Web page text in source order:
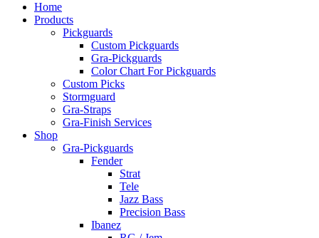
Home
Products
Pickguards
Custom Pickguards
Gra-Pickguards
Color Chart For Pickguards
Custom Picks
Stormguard
Gra-Straps
Gra-Finish Services
Shop
Gra-Pickguards
Fender
Strat
Tele
Jazz Bass
Precision Bass
Ibanez